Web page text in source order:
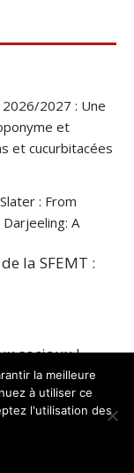
: From
A
et
et cucurbitacées
A
la SFEMT :
sociaux !
la meilleure
à utiliser ce
l'utilisation des